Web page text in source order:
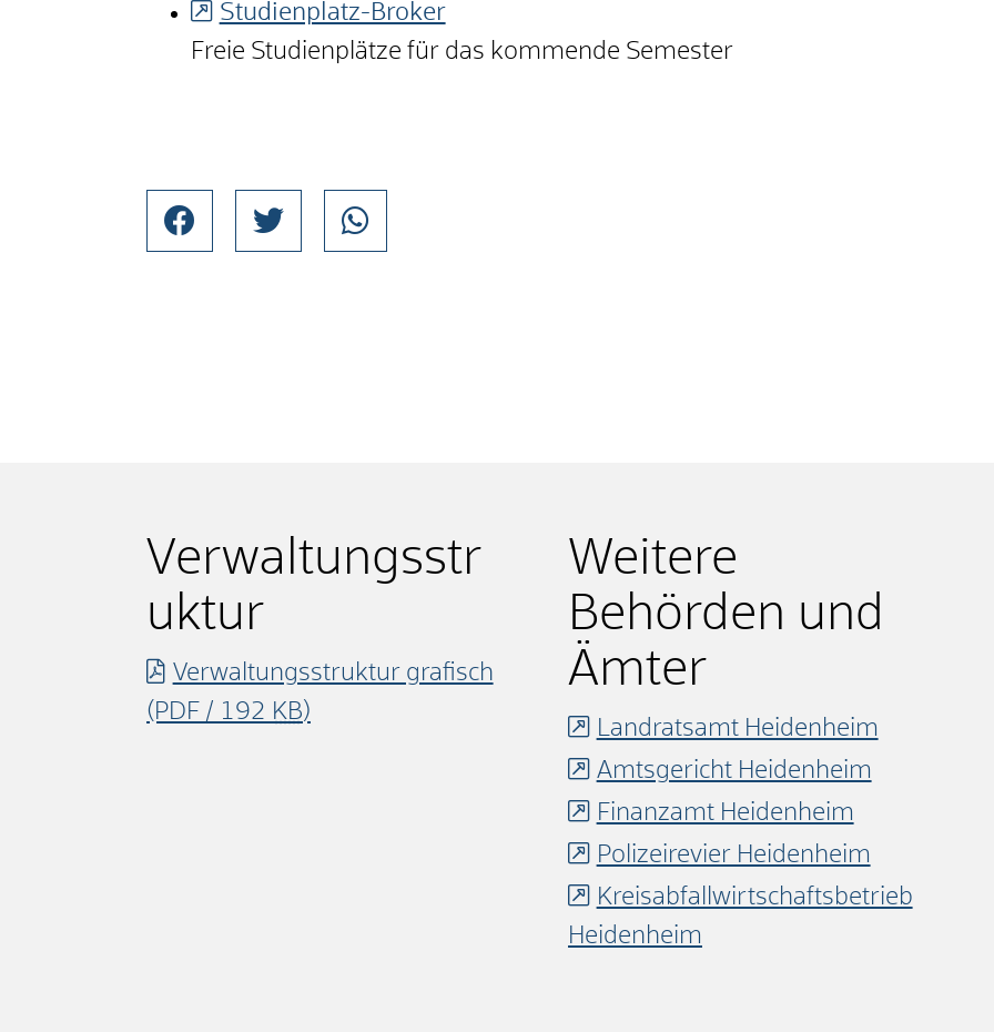
Studienplatz-Broker
Freie Studienplätze für das kommende Semester
Verwaltungsstr
uktur
Verwaltungsstruktur grafisch
(PDF / 192 KB)
Weitere
Behörden und
Ämter
Landratsamt Heidenheim
Amtsgericht Heidenheim
Finanzamt Heidenheim
Polizeirevier Heidenheim
Kreisabfallwirtschaftsbetrieb
Heidenheim